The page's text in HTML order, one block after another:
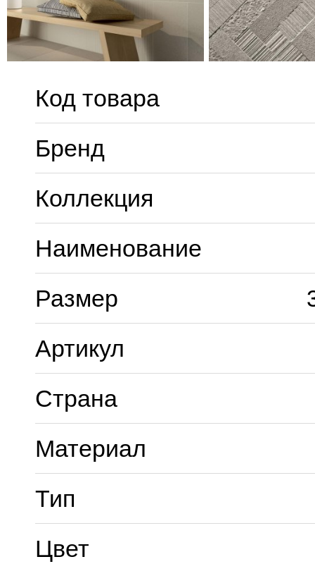
Код товара
Бренд
Коллекция
Наименование
Размер
Артикул
Страна
Материал
Тип
Цвет